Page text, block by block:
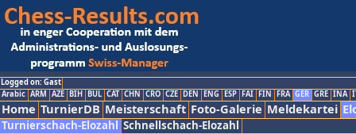
Logged on: Gast
Arabic ARM AZE BIH BUL CAT CHN CRO CZE DEN ENG ESP FAI FIN FRA GER GRE INA
Home TurnierDB Meisterschaft Foto-Galerie Meldekartei
Turnierschach-Elozahl Schnellschach-Elozahl